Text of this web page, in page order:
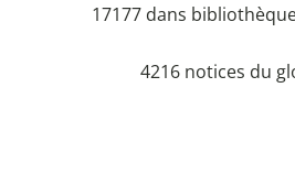
17177 dans
4216 notices du